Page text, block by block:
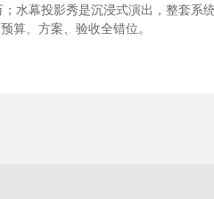
水幕投影秀是沉浸式演出，整套系
算、方案、验收全错位。